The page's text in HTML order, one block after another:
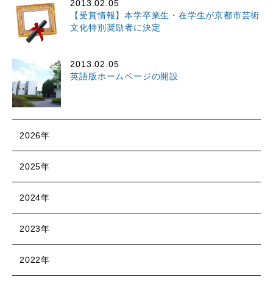
2013.02.05
【受賞情報】本学卒業生・在学生が京都市芸術
文化特別奨励者に決定
2013.02.05
英語版ホームページの開設
2026年
2025年
2024年
2023年
2022年